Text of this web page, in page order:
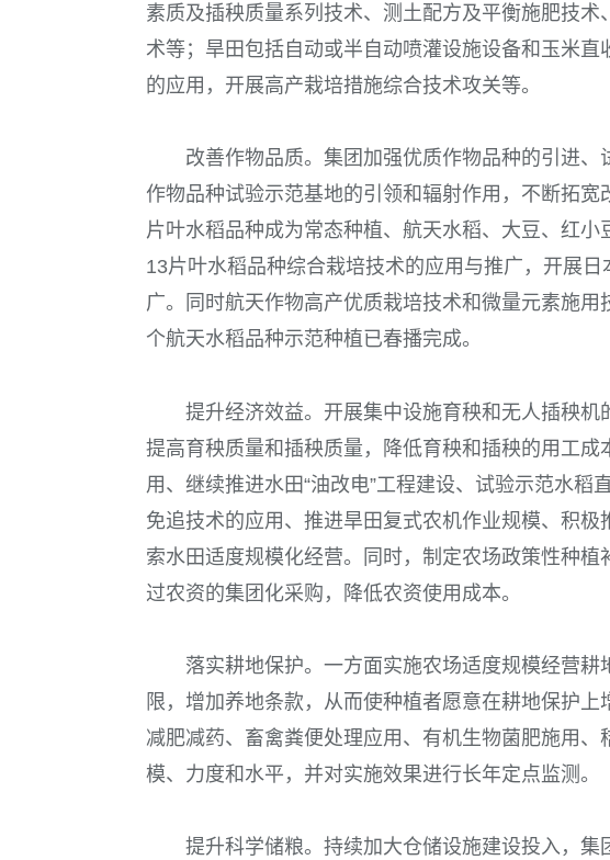
素质及插秧质量系列技术、测土配方及平衡施肥技
术等；旱田包括自动或半自动喷灌设施设备和玉米
的应用，开展高产栽培措施综合技术攻关等。
改善作物品质。集团加强优质作物品种的引进
作物品种试验示范基地的引领和辐射作用，不断拓
片叶水稻品种成为常态种植、航天水稻、大豆、红
13片叶水稻品种综合栽培技术的应用与推广，开展
广。同时航天作物高产优质栽培技术和微量元素施用
个航天水稻品种示范种植已春播完成。
提升经济效益。开展集中设施育秧和无人插秧
提高育秧质量和插秧质量，降低育秧和插秧的用工
用、继续推进水田“油改电”工程建设、试验示范水稻
免追技术的应用、推进旱田复式农机作业规模、积
索水田适度规模化经营。同时，制定农场政策性种
过农资的集团化采购，降低农资使用成本。
落实耕地保护。一方面实施农场适度规模经营
限，增加养地条款，从而使种植者愿意在耕地保护上
减肥减药、畜禽粪便处理应用、有机生物菌肥施用
模、力度和水平，并对实施效果进行长年定点监测。
提升科学储粮。持续加大仓储设施建设投入，集